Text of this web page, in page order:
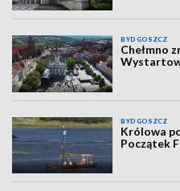
BYDGOSZCZ
Chełmno
BYDGOSZCZ
Królowa
Początek